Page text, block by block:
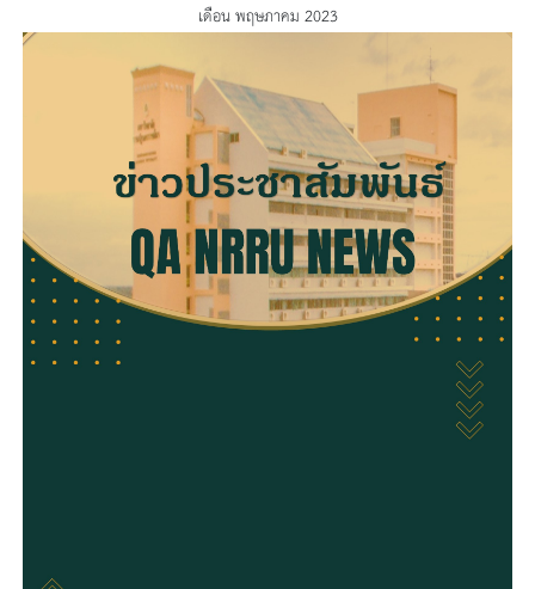
เดือน พฤษภาคม 2023